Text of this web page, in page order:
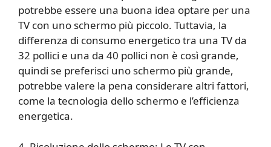
potrebbe essere una buona idea optare per una
TV con uno schermo più piccolo. Tuttavia, la
differenza di consumo energetico tra una TV da
32 pollici e una da 40 pollici non è così grande,
quindi se preferisci uno schermo più grande,
potrebbe valere la pena considerare altri fattori,
come la tecnologia dello schermo e l’efficienza
energetica.